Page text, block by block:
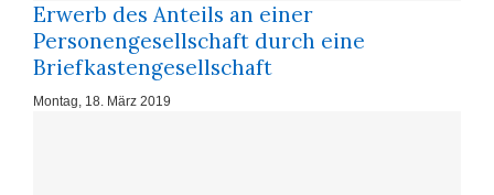
Erwerb des Anteils an einer
Personengesellschaft durch eine
Briefkastengesellschaft
Montag, 18. März 2019